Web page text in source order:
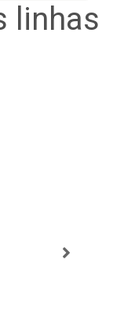
linhas